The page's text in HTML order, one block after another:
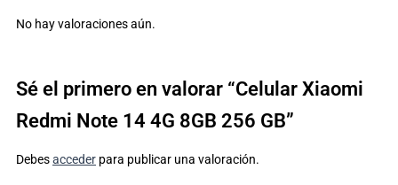
No hay valoraciones aún.
Sé el primero en valorar “Celular Xiaomi
Redmi Note 14 4G 8GB 256 GB”
Debesacceder para publicar una valoración.